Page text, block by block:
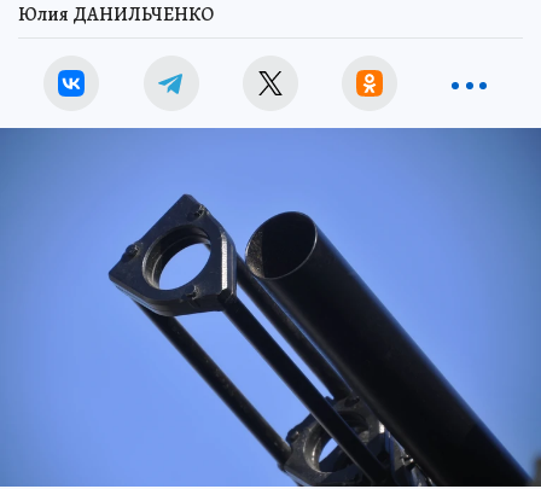
Юлия ДАНИЛЬЧЕНКО